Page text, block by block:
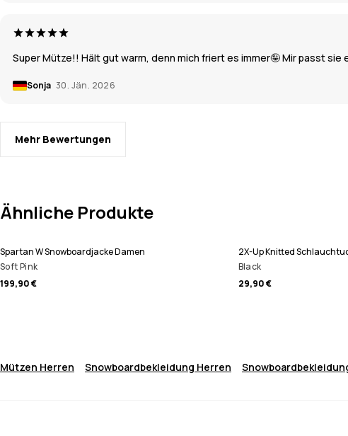
Super Mütze!! Hält gut warm, denn mich friert es immer🤪 Mir passt
Sonja 30. Jän. 2026
Mehr Bewertungen
Ähnliche Produkte
Spartan W Snowboardjacke Damen
Soft Pink
199,90 €
2X-Up Knitted
Black
29,90 €
Mützen Herren Snowboardbekleidung Herren